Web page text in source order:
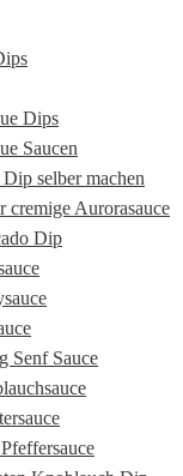
Dips
Saucen
selber machen
cremige Aurorasauce
Dip
Senf Sauce